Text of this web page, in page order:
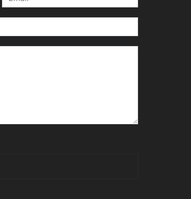
de droits d’accès, de rectification,